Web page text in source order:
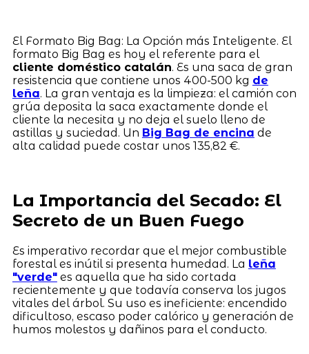
El Formato Big Bag: La Opción más Inteligente. El
formato Big Bag es hoy el referente para el
cliente doméstico catalán. Es una saca de gran
resistencia que contiene unos 400-500 kg de
leña. La gran ventaja es la limpieza: el camión con
grúa deposita la saca exactamente donde el
cliente la necesita y no deja el suelo lleno de
astillas y suciedad. Un Big Bag de encina de
alta calidad puede costar unos 135,82 €.
La Importancia del Secado: El
Secreto de un Buen Fuego
Es imperativo recordar que el mejor combustible
forestal es inútil si presenta humedad. La leña
"verde"es aquella que ha sido cortada
recientemente y que todavía conserva los jugos
vitales del árbol. Su uso es ineficiente: encendido
dificultoso, escaso poder calórico y generación de
humos molestos y dañinos para el conducto.